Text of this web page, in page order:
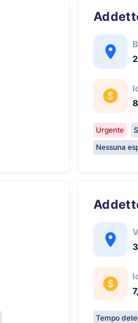
Urgente
Nessuna
Tempo